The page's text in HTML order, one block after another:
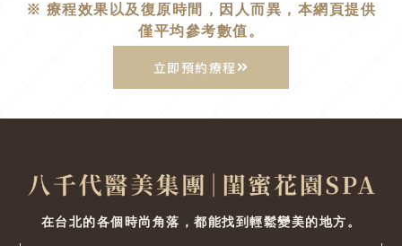
※ 療程效果以及復原時間，因人而異，本網頁提供
僅平均參考數值。
立即預約療程
在台北的各個時尚角落，都能找到輕鬆變美的地方。